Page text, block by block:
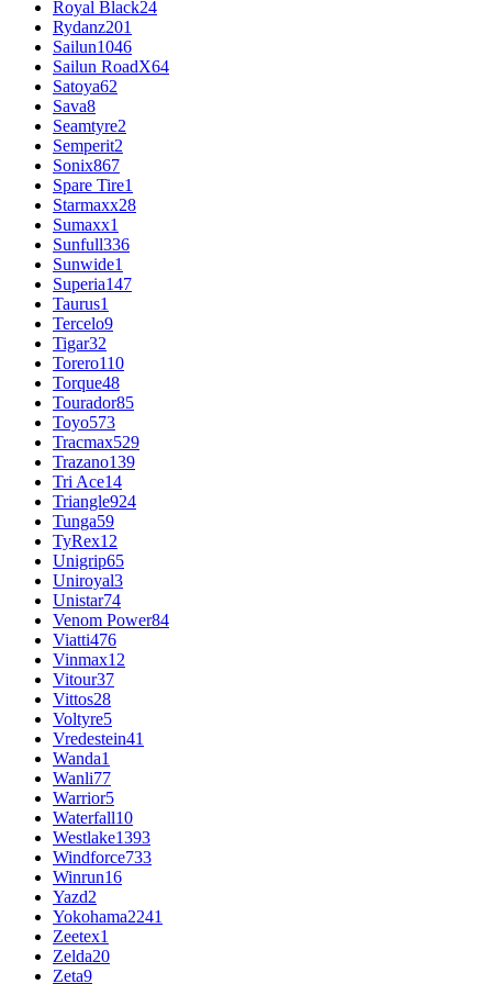
Royal Black24
Rydanz201
Sailun1046
Sailun RoadX64
Satoya62
Sava8
Seamtyre2
Semperit2
Sonix867
Spare Tire1
Starmaxx28
Sumaxx1
Sunfull336
Sunwide1
Superia147
Taurus1
Tercelo9
Tigar32
Torero110
Torque48
Tourador85
Toyo573
Tracmax529
Trazano139
Tri Ace14
Triangle924
Tunga59
TyRex12
Unigrip65
Uniroyal3
Unistar74
Venom Power84
Viatti476
Vinmax12
Vitour37
Vittos28
Voltyre5
Vredestein41
Wanda1
Wanli77
Warrior5
Waterfall10
Westlake1393
Windforce733
Winrun16
Yazd2
Yokohama2241
Zeetex1
Zelda20
Zeta9